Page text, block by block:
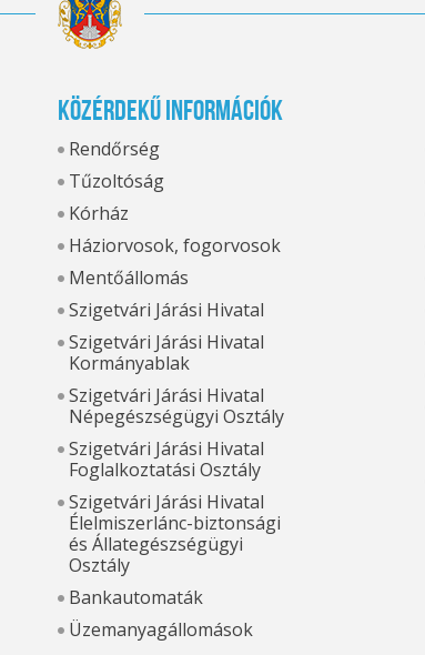
Közérdekű információk
Rendőrség
Tűzoltóság
Kórház
Háziorvosok, fogorvosok
Mentőállomás
Szigetvári Járási Hivatal
Szigetvári Járási Hivatal
Kormányablak
Szigetvári Járási Hivatal
Népegészségügyi Osztály
Szigetvári Járási Hivatal
Foglalkoztatási Osztály
Szigetvári Járási Hivatal
Élelmiszerlánc-biztonsági
és Állategészségügyi
Osztály
Bankautomaták
Üzemanyagállomások